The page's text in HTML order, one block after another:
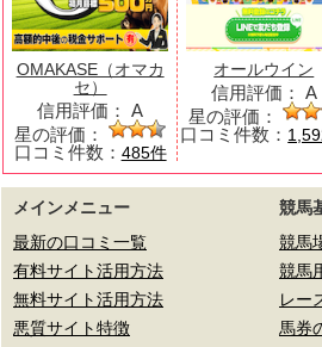
OMAKASE（オマカ
セ）
信用評価： A
星の評価：
口コミ件数： 485件
オールウイン
信用評価： A
星の評価：
口コミ件数：
メインメニュー
最新の口コミ一覧
有料サイト活用方法
無料サイト活用方法
悪質サイト特徴
競馬
競馬
競馬
レー
馬券